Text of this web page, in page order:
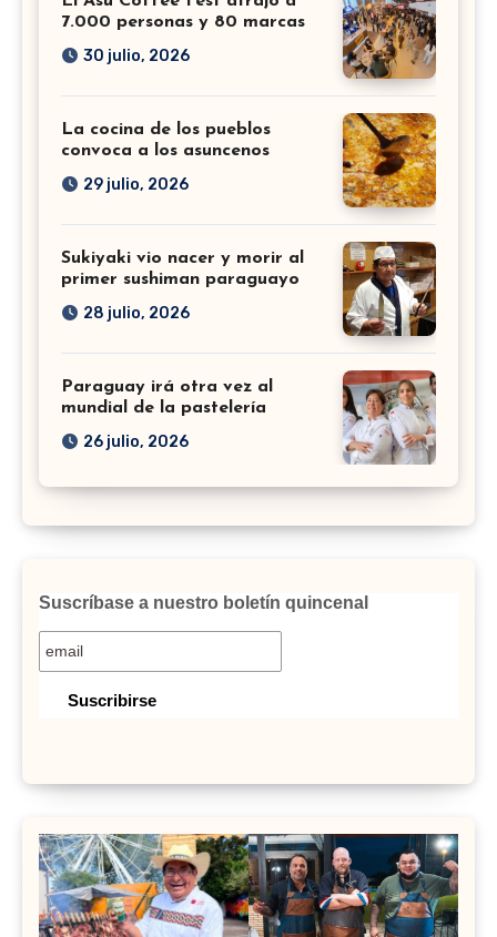
7.000 personas y 80 marcas
30 julio, 2026
La cocina de los pueblos
convoca a los asuncenos
29 julio, 2026
Sukiyaki vio nacer y morir al
primer sushiman paraguayo
28 julio, 2026
Paraguay irá otra vez al
mundial de la pastelería
26 julio, 2026
Suscríbase a nuestro boletín quincenal